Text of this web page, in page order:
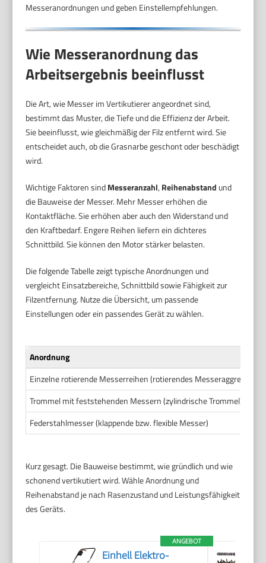
Messeranordnungen und geben Einstellempfehlungen.
Wie Messeranordnung das
Arbeitsergebnis beeinflusst
Die Art, wie Messer im Vertikutierer angeordnet sind,
bestimmt das Muster, die Tiefe und die Effizienz der Arbeit.
Sie beeinflusst, wie gleichmäßig der Filz entfernt wird. Sie
entscheidet auch, ob die Grasnarbe geschont oder beschädigt
wird.
Wichtige Faktoren sindMesseranzahl, Reihenabstand und
die Bauweise der Messer. Mehr Messer erhöhen die
Kontaktfläche. Sie erhöhen aber auch den Widerstand und
den Kraftbedarf. Engere Reihen liefern ein dichteres
Schnittbild. Sie können den Motor stärker belasten.
Die folgende Tabelle zeigt typische Anordnungen und
vergleicht Einsatzbereiche, Schnittbild sowie Fähigkeit zur
Filzentfernung. Nutze die Übersicht, um passende
Einstellungen oder ein passendes Gerät zu wählen.
Anordnung
Einzelne rotierende Messerreihen (rotierendes Messeraggregat)
Trommel mit feststehenden Messern (zylindrische Trommel)
Federstahlmesser (klappende bzw. flexible Messer)
Kurz gesagt. Die Bauweise bestimmt, wie gründlich und wie
schonend vertikutiert wird. Wähle Anordnung und
Reihenabstand je nach Rasenzustand und Leistungsfähigkeit
des Geräts.
ANGEBOT
Einhell Elektro-